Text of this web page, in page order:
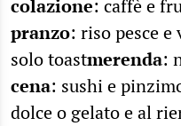
colazione: caffè e
pranzo: riso pesce
solo toastmerenda:
cena: sushi e
dolce o gelato e al